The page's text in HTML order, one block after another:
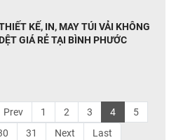
KẾ, IN, MAY TÚI VẢI KHÔNG
DỆT GIÁ RẺ TẠI BÌNH PHƯỚC
Prev 1 2 3 4
5
31 Next Last